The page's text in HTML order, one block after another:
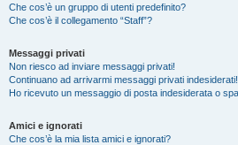
Che cos’è un gruppo di utenti predefinito?
Che cos’è il collegamento “Staff”?
Messaggi privati
Non riesco ad inviare messaggi privati!
Continuano ad arrivarmi messaggi privati indesiderati!
Ho ricevuto un messaggio di posta indesiderata o
Amici e ignorati
Che cos’è la mia lista amici e ignorati?